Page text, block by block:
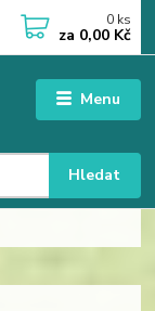
Menu
Hledat
0 ks
za 0,00 Kč